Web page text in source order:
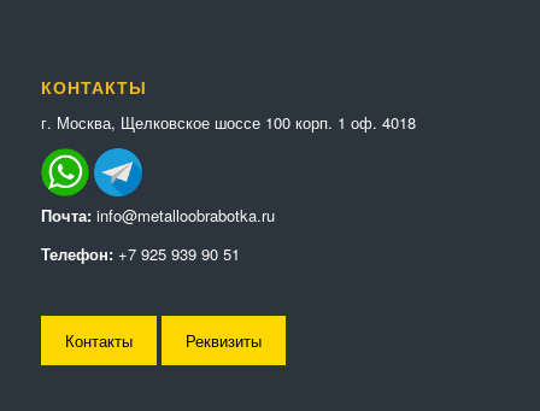
КОНТАКТЫ
г. Москва, Щелковское шоссе 100 корп. 1 оф. 4018
Почта: info@metalloobrabotka.ru
Телефон: +7 925 939 90 51
Контакты Реквизиты